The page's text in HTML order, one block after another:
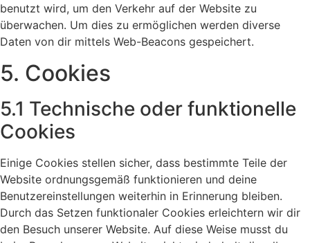
benutzt wird, um den Verkehr auf der Website zu
überwachen. Um dies zu ermöglichen werden diverse
Daten von dir mittels Web-Beacons gespeichert.
5. Cookies
5.1 Technische oder funktionelle
Cookies
Einige Cookies stellen sicher, dass bestimmte Teile der
Website ordnungsgemäß funktionieren und deine
Benutzereinstellungen weiterhin in Erinnerung bleiben.
Durch das Setzen funktionaler Cookies erleichtern wir dir
den Besuch unserer Website. Auf diese Weise musst du